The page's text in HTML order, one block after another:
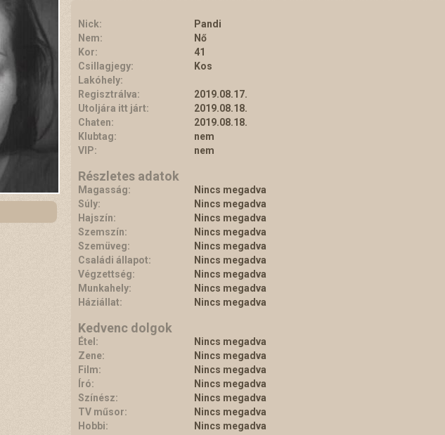
Nick:
Pandi
Nem:
Nő
Kor:
41
Csillagjegy:
Kos
Lakóhely:
Regisztrálva:
2019.08.17.
Utoljára itt járt:
2019.08.18.
Chaten:
2019.08.18.
Klubtag:
nem
VIP:
nem
Részletes adatok
Magasság:
Nincs megadva
Súly:
Nincs megadva
Hajszín:
Nincs megadva
Szemszín:
Nincs megadva
Szemüveg:
Nincs megadva
Családi állapot:
Nincs megadva
Végzettség:
Nincs megadva
Munkahely:
Nincs megadva
Háziállat:
Nincs megadva
Kedvenc dolgok
Étel:
Nincs megadva
Zene:
Nincs megadva
Film:
Nincs megadva
Író:
Nincs megadva
Színész:
Nincs megadva
TV műsor:
Nincs megadva
Hobbi:
Nincs megadva